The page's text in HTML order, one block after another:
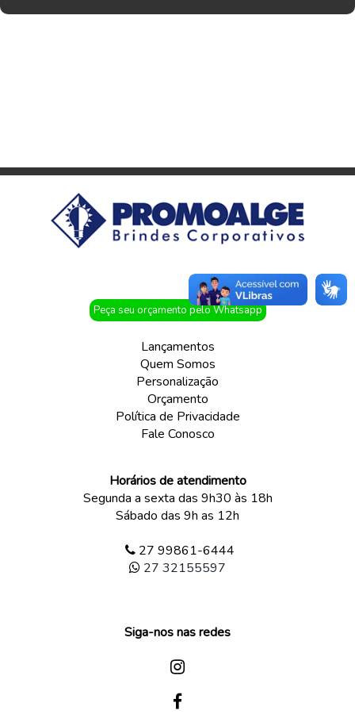
Peça seu orçamento pelo Whatsapp
Lançamentos
Quem Somos
Personalização
Orçamento
Política de Privacidade
Fale Conosco
Horários de atendimento
Segunda a sexta das 9h30 às 18h
Sábado das 9h as 12h
27 99861-6444
27 32155597
Siga-nos nas redes